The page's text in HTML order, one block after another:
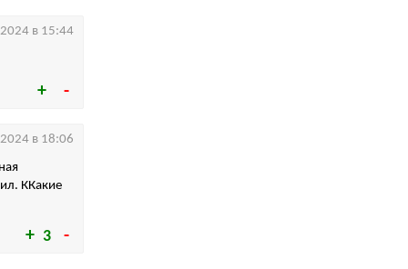
в 15:44
3
ККакие
в 18:06